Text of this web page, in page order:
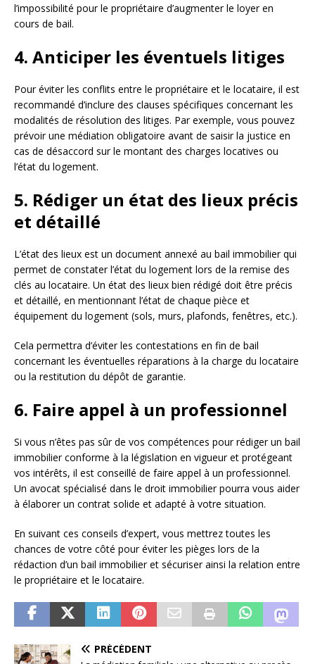
l’impossibilité pour le propriétaire d’augmenter le loyer en
cours de bail.
4. Anticiper les éventuels litiges
Pour éviter les conflits entre le propriétaire et le locataire, il est
recommandé d’inclure des clauses spécifiques concernant les
modalités de résolution des litiges. Par exemple, vous pouvez
prévoir une médiation obligatoire avant de saisir la justice en
cas de désaccord sur le montant des charges locatives ou
l’état du logement.
5. Rédiger un état des lieux précis
et détaillé
L’état des lieux est un document annexé au bail immobilier qui
permet de constater l’état du logement lors de la remise des
clés au locataire. Un état des lieux bien rédigé doit être précis
et détaillé, en mentionnant l’état de chaque pièce et
équipement du logement (sols, murs, plafonds, fenêtres, etc.).
Cela permettra d’éviter les contestations en fin de bail
concernant les éventuelles réparations à la charge du locataire
ou la restitution du dépôt de garantie.
6. Faire appel à un professionnel
Si vous n’êtes pas sûr de vos compétences pour rédiger un bail
immobilier conforme à la législation en vigueur et protégeant
vos intérêts, il est conseillé de faire appel à un professionnel.
Un avocat spécialisé dans le droit immobilier pourra vous aider
à élaborer un contrat solide et adapté à votre situation.
En suivant ces conseils d’expert, vous mettrez toutes les
chances de votre côté pour éviter les pièges lors de la
rédaction d’un bail immobilier et sécuriser ainsi la relation entre
le propriétaire et le locataire.
PRÉCÉDENT